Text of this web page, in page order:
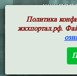
ЖКХ
Политика
жкхпортал.рф.